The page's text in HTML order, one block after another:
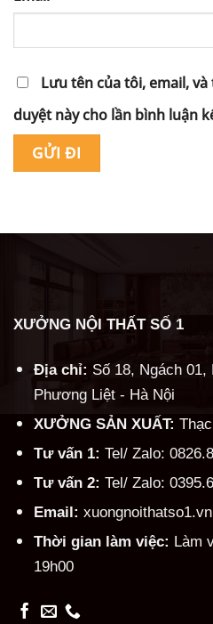
Lưu tên của tôi, email,
duyệt này cho lần bình luận
XƯỞNG NỘI THẤT SỐ 1
Địa chỉ: Số 18, Ngách
Phương Liệt - Hà Nội
XƯỞNG SẢN XUẤT:
Tư vấn 1: Tel/ Zalo:
Tư vấn 2: Tel/ Zalo:
Email:
Thời gian làm việc: Làm
19h00